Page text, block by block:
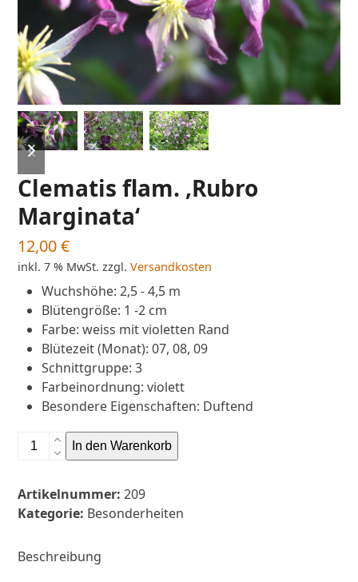
previous
slide
next
slide
Clematis flam. ‚Rubro
Marginata‘
12,00€
inkl. 7 % MwSt. zzgl.Versandkosten
Wuchshöhe:2,5 - 4,5 m
Blütengröße: 1 -2 cm
Farbe:weiss mit violetten Rand
Blütezeit (Monat):07, 08, 09
Schnittgruppe:3
Farbeinordnung:violett
Besondere Eigenschaften: Duftend
Clematis
Marginata'
Menge
In den Warenkorb
Artikelnummer:209
Kategorie: Besonderheiten
Beschreibung